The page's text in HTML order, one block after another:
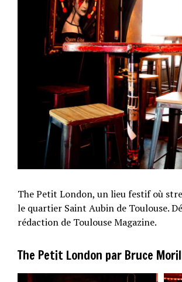
The Petit London, un lieu festif où
le quartier Saint Aubin de Toulouse.
rédaction de Toulouse Magazine.
The Petit London par Bruce